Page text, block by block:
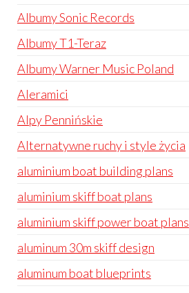
Albumy Sonic Records
Albumy T1-Teraz
Albumy Warner Music Poland
Aleramici
Alpy Pennińskie
Alternatywne ruchy i style życia
aluminium boat building plans
aluminium skiff boat plans
aluminium skiff power boat plans
aluminum 30m skiff design
aluminum boat blueprints